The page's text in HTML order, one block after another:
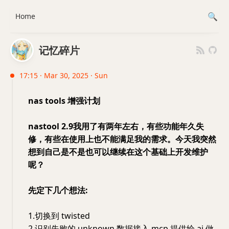
记忆碎片
17:15 · Mar 30, 2025 · Sun
nas tools 增强计划
nastool 2.9我用了有两年左右，有些功能年久失
修，有些在使用上也不能满足我的需求。今天我突然
想到自己是不是也可以继续在这个基础上开发维护
呢？
先定下几个想法:
1.切换到 twisted
Home